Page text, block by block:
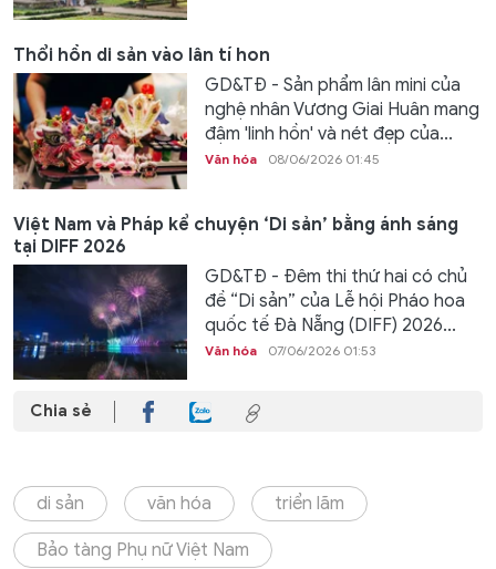
Thổi hồn di sản vào lân tí hon
GD&TĐ - Sản phẩm lân mini của
nghệ nhân Vương Giai Huân mang
đậm 'linh hồn' và nét đẹp của...
Văn hóa 08/06/2026 01:45
Việt Nam và Pháp kể chuyện ‘Di sản’ bằng ánh sáng
tại DIFF 2026
GD&TĐ - Đêm thi thứ hai có chủ
đề “Di sản” của Lễ hội Pháo hoa
quốc tế Đà Nẵng (DIFF) 2026...
Văn hóa 07/06/2026 01:53
Chia sẻ
di sản văn hóa triển lãm
Bảo tàng Phụ nữ Việt Nam